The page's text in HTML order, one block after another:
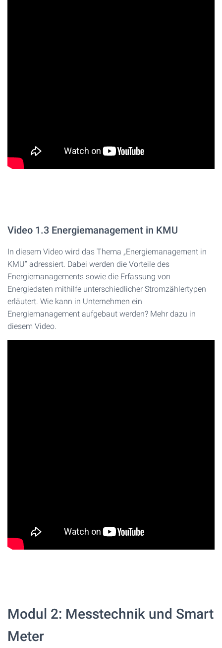
Video 1.3 Energiemanagement in KMU
In diesem Video wird das Thema „Energiemanagement in
KMU“ adressiert. Dabei werden die Vorteile des
Energiemanagements sowie die Erfassung von
Energiedaten mithilfe unterschiedlicher Stromzählertypen
erläutert. Wie kann in Unternehmen ein
Energiemanagement aufgebaut werden? Mehr dazu in
diesem Video.
Modul 2: Messtechnik und Smart
Meter